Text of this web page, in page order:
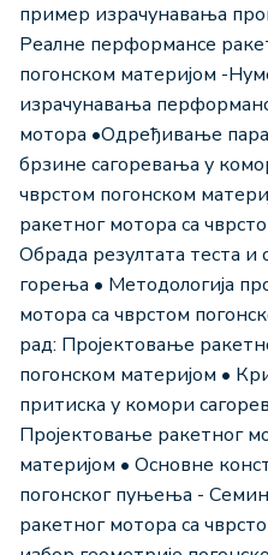
пример израчунавања
Реалне перформансе
погонском материјом -
израчунавања
мотора •Одређивање
брзине сагоревања у
чврстом погонском
ракетног мотора са
Обрада резултата теста
горења • Методологија
мотора са чврстом
рад: Пројектовање
погонском материјом •
притиска у комори
Пројектовање ракетног
материјом • Основне
погонског пуњења -
ракетног мотора са